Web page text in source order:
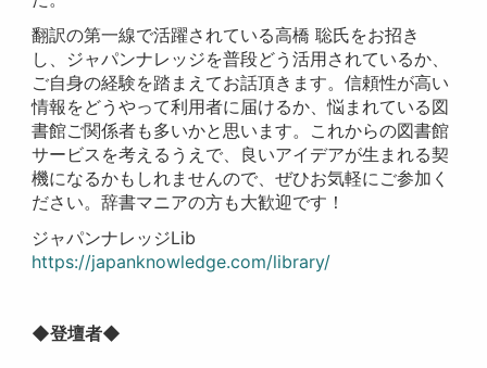
翻訳の第一線で活躍されている高橋 聡氏をお招き
し、ジャパンナレッジを普段どう活用されているか、
ご自身の経験を踏まえてお話頂きます。信頼性が高い
情報をどうやって利用者に届けるか、悩まれている図
書館ご関係者も多いかと思います。これからの図書館
サービスを考えるうえで、良いアイデアが生まれる契
機になるかもしれませんので、ぜひお気軽にご参加く
ださい。辞書マニアの方も大歓迎です！
ジャパンナレッジLib
https://japanknowledge.com/library/
◆登壇者◆